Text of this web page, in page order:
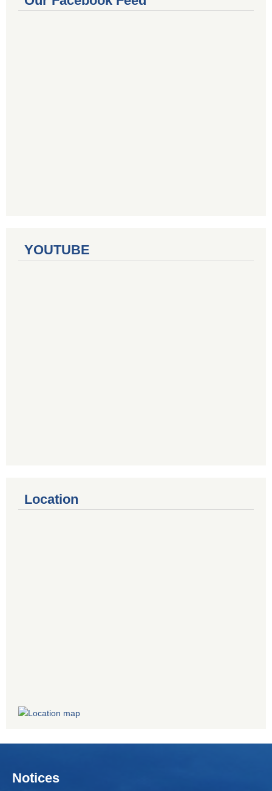
YOUTUBE
Location
Notices